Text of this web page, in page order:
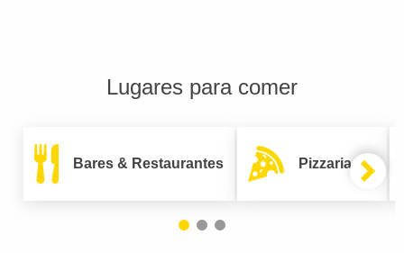
Lugares para comer
Bares & Restaurantes Pizzarias